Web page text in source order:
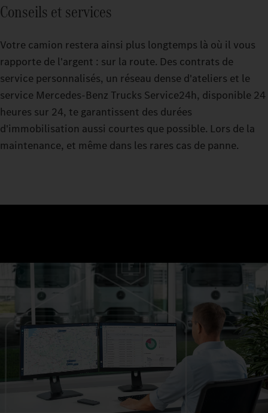
Conseils et services
Votre camion restera ainsi plus longtemps là où il vous
rapporte de l'argent : sur la route. Des contrats de
service personnalisés, un réseau dense d'ateliers et le
service Mercedes-Benz Trucks Service24h, disponible 24
heures sur 24, te garantissent des durées
d'immobilisation aussi courtes que possible. Lors de la
maintenance, et même dans les rares cas de panne.